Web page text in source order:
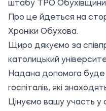
штабу ТРО
Про це йдеться на
Хроніки Обухова.
Щиро дякуємо за
католицький
Надана допомога буде
госпіталів, які
Цінуємо вашу участь у